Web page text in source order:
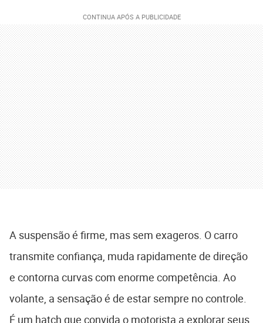
A suspensão é firme, mas sem exageros. O carro
transmite confiança, muda rapidamente de direção
e contorna curvas com enorme competência. Ao
volante, a sensação é de estar sempre no controle.
É um hatch que convida o motorista a explorar seus